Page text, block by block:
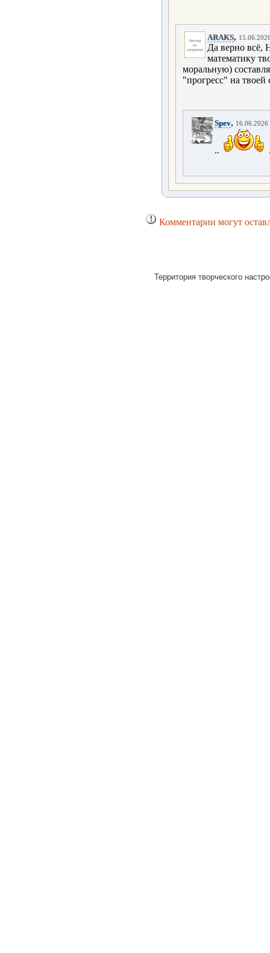
ARAKS,
Да верно всё,
математику
моральную)
"прогресс" на
Spev, 16.06.2026
..
Комментарии могут
Территория творческого